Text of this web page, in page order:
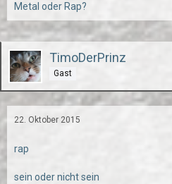
Metal oder Rap?
TimoDerPrinz
Gast
22. Oktober 2015
rap
sein oder nicht sein